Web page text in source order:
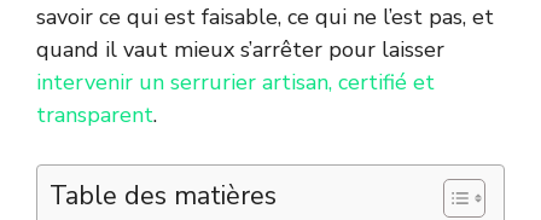
savoir ce qui est faisable, ce qui ne l’est pas, et
quand il vaut mieux s’arrêter pour laisser
intervenir un serrurier artisan, certifié et
transparent.
Table des matières